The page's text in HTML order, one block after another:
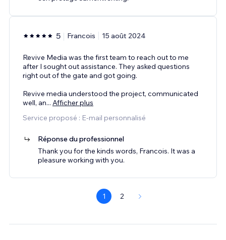
5 Francois 15 août 2024
Revive Media was the first team to reach out to me
after I sought out assistance. They asked questions
right out of the gate and got going.
Revive media understood the project, communicated
well, an... Afficher plus
Service proposé : E-mail personnalisé
Réponse du professionnel
Thank you for the kinds words, Francois. It was a
pleasure working with you.
1 2